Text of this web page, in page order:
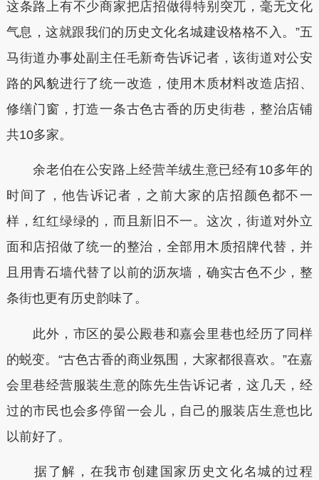
这条路上有不少商家把店招做得特别突兀，毫无文化
气息，这就跟我们的历史文化名城建设格格不入。”五
马街道办事处副主任毛新奇告诉记者，该街道对公安
路的风貌进行了统一改造，使用木质材料改造店招、
修缮门窗，打造一条古色古香的历史街巷，整治店铺
共10多家。
余老伯在公安路上经营羊绒生意已经有10多年的
时间了，他告诉记者，之前大家的店招颜色都不一
样，红红绿绿的，而且新旧不一。这次，街道对外立
面和店招做了统一的整治，全部用木质招牌代替，并
且用青石墙代替了以前的沥灰墙，确实古色不少，整
条街也更有历史韵味了。
此外，市区的晏公殿巷和嘉会里巷也经历了同样
的蜕变。“古色古香的商业氛围，大家都很喜欢。”在嘉
会里巷经营服装生意的陈先生告诉记者，这几天，经
过的市民也会多停留一会儿，自己的服装店生意也比
以前好了。
据了解，在我市创建国家历史文化名城的过程